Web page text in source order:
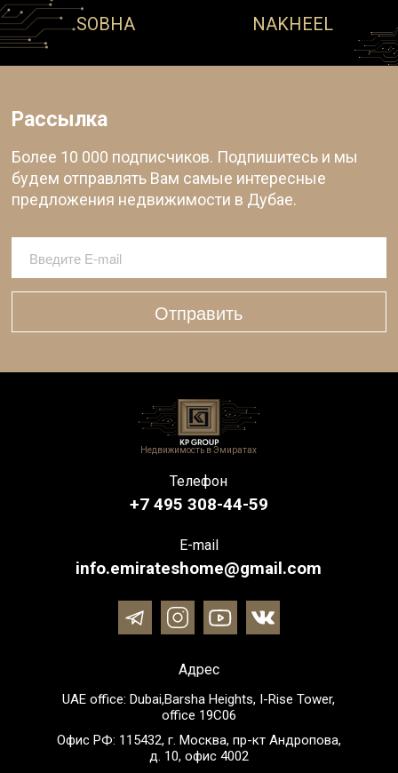
SOBHA NAKHEEL
Рассылка
Более 10 000 подписчиков. Подпишитесь и мы
будем отправлять Вам самые интересные
предложения недвижимости в Дубае.
Отправить
Недвижимость в Эмиратах
Телефон
+7 495 308-44-59
E-mail
info.emirateshome@gmail.com
Адрес
UAE office: Dubai,Barsha Heights, I-Rise Tower,
office 19C06
Офис РФ: 115432, г. Москва, пр-кт Андропова,
д. 10, офис 4002